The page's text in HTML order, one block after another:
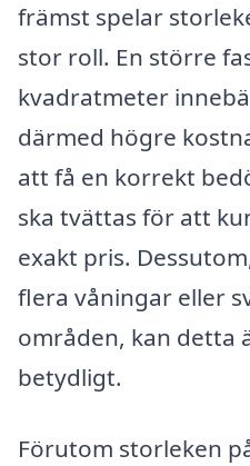
främst spelar
stor roll. En större
kvadratmeter
därmed högre
att få en korrekt
ska tvättas för att
exakt pris.
flera våningar eller
områden, kan detta
betydligt.
Förutom storleken